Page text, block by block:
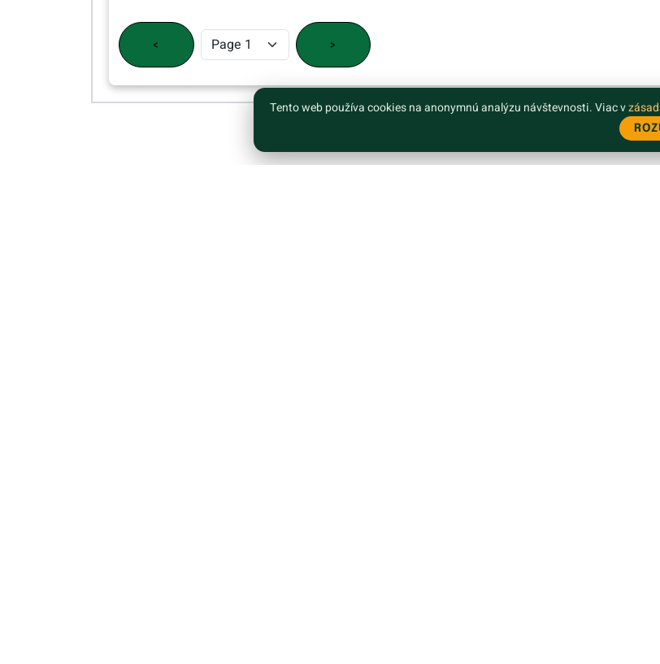
< >
Tento web používa cookies na anonymnú analýzu návštevnosti. Viac v